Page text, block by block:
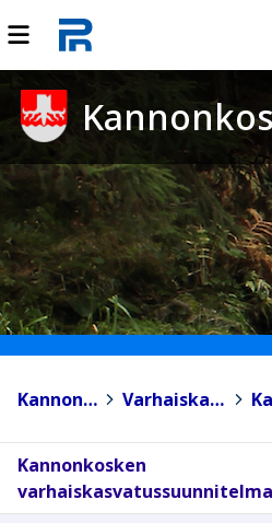
Kannonkoski > Varhaiskasvatus >
Kannonkosken